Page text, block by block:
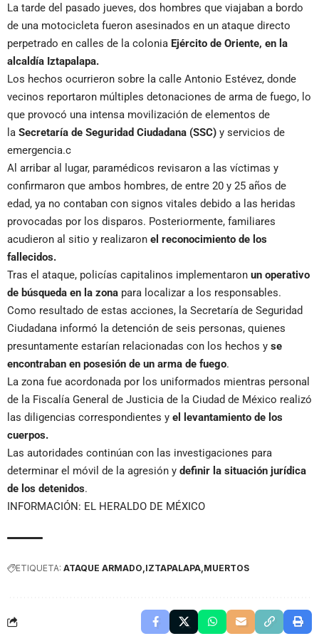
La tarde del pasado jueves, dos hombres que viajaban a bordo
de una motocicleta fueron asesinados en un ataque directo
perpetrado en calles de la colonia Ejército de Oriente, en la
alcaldía Iztapalapa.
Los hechos ocurrieron sobre la calle Antonio Estévez, donde
vecinos reportaron múltiples detonaciones de arma de fuego, lo
que provocó una intensa movilización de elementos de
la Secretaría de Seguridad Ciudadana (SSC) y servicios de
emergencia.c
Al arribar al lugar, paramédicos revisaron a las víctimas y
confirmaron que ambos hombres, de entre 20 y 25 años de
edad, ya no contaban con signos vitales debido a las heridas
provocadas por los disparos. Posteriormente, familiares
acudieron al sitio y realizaron el reconocimiento de los
fallecidos.
Tras el ataque, policías capitalinos implementaron un operativo
de búsqueda en la zona para localizar a los responsables.
Como resultado de estas acciones, la Secretaría de Seguridad
Ciudadana informó la detención de seis personas, quienes
presuntamente estarían relacionadas con los hechos y se
encontraban en posesión de un arma de fuego.
La zona fue acordonada por los uniformados mientras personal
de la Fiscalía General de Justicia de la Ciudad de México realizó
las diligencias correspondientes y el levantamiento de los
cuerpos.
Las autoridades continúan con las investigaciones para
determinar el móvil de la agresión y definir la situación jurídica
de los detenidos.
INFORMACIÓN: EL HERALDO DE MÉXICO
ETIQUETA: ATAQUE ARMADO IZTAPALAPA MUERTOS